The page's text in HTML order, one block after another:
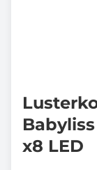
x8 LED